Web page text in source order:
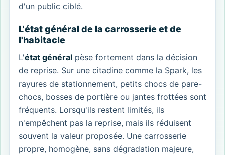
d'un public ciblé.
L'état général de la carrosserie et de
l'habitacle
L'état général pèse fortement dans la décision
de reprise. Sur une citadine comme la Spark, les
rayures de stationnement, petits chocs de pare-
chocs, bosses de portière ou jantes frottées sont
fréquents. Lorsqu'ils restent limités, ils
n'empêchent pas la reprise, mais ils réduisent
souvent la valeur proposée. Une carrosserie
propre, homogène, sans dégradation majeure,